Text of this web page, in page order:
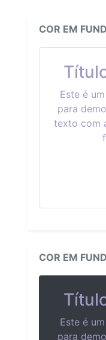
COR EM
Este é
para
texto com
COR EM
Este é
para